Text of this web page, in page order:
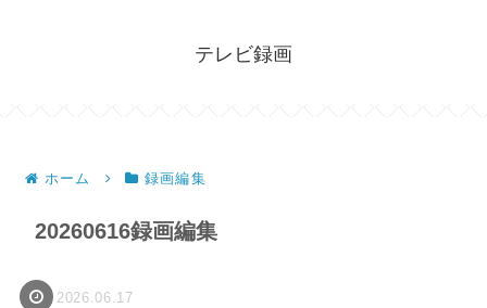
テレビ録画
ホーム 録画編集
20260616録画編集
2026.06.17